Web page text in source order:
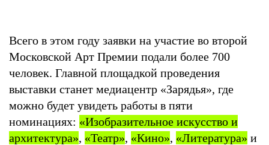
Всего в этом году заявки на участие во второй
Московской Арт Премии подали более 700
человек. Главной площадкой проведения
выставки станет медиацентр «Зарядья», где
можно будет увидеть работы в пяти
номинациях: «Изобразительное искусство и
архитектура», «Театр», «Кино», «Литература» и